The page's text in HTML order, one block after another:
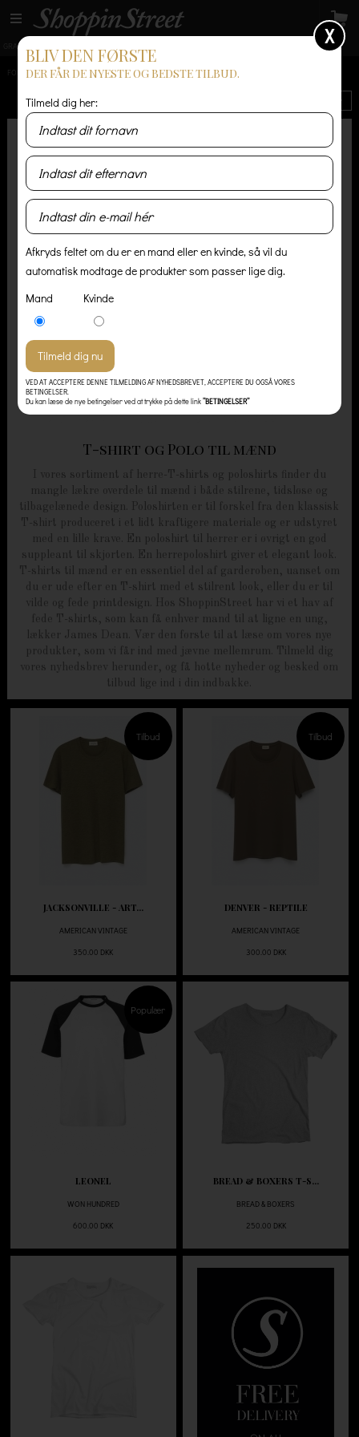
GRATIS LEVERING
FORSIDE / HERRE / T-SHIRT OG POLO
T-shirt og Polo til mænd
I vores sortiment af herre-T-shirts og poloshirts finder du
mangle lækre overdele til mænd i både stilrene, tidsløse og
tilbagelænede design. Poloshirten er til forskel fra den klassisk
T-shirt produceret i et lidt kraftigere materiale og er udstyret
med en lille krave. En poloshirt til herrer er i øvrigt en god
suppleant til skjorten. En herrepoloshirt giver et elegant look.
T-shirts til mænd er en essentiel del af garderoben, uanset om
du er ude efter en T-shirt med et stilrent look, eller du er til
vilde og fede printdesign. Hos ShoppinStreet har vi et hav af
fede T-shirts, som kan få enhver mand til at ligne en ung,
lækker James Dean. Vær den første til at læse om vores nye
produkter, som vi får ind med jævne mellemrum. Tilmeld dig
vores nyhedsbrev herunder, og få hotte nyheder og besked om
tilbud lige ind i din indbakke.
Tilbud
JACKSONVILLE - ART...
AMERICAN VINTAGE
350.00 DKK
Tilbud
DENVER - REPTILE
AMERICAN VINTAGE
300.00 DKK
Populær
LEONEL
WON HUNDRED
600.00 DKK
BREAD & BOXERS T-S...
BREAD & BOXERS
250.00 DKK
X
BLIV DEN FØRSTE
DER FÅR DE NYESTE OG BEDSTE TILBUD.
Tilmeld dig her:
Afkryds feltet om du er en mand eller en kvinde, så vil du
automatisk modtage de produkter som passer lige dig.
Mand
Kvinde
VED AT ACCEPTERE DENNE TILMELDING AF NYHEDSBREVET, ACCEPTERE DU OGSÅ VORES
BETINGELSER.
Du kan læse de nye betingelser ved at trykke på dette link”BETINGELSER”